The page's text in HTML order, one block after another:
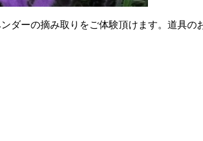
ダーの摘み取りをご体験頂けます。道具